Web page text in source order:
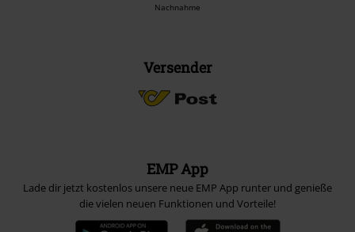
Nachnahme
Versender
EMP App
Lade dir jetzt kostenlos unsere neue EMP App runter und genieße
die vielen neuen Funktionen und Vorteile!